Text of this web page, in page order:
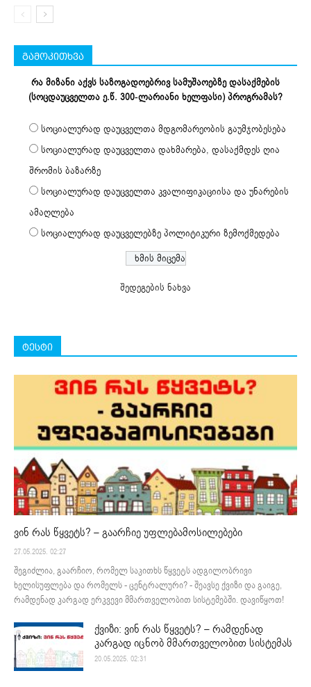
გამოკითხვა
რა მიზანი აქვს საზოგადოებრივ სამუშაოებზე დასაქმების
(სოცდაუცველთა ე.წ. 300-ლარიანი ხელფასი) პროგრამას?
სოციალურად დაუცველთა მდგომარეობის გაუმჯობესება
სოციალურად დაუცველთა დახმარება, დასაქმდეს ღია
შრომის ბაზარზე
სოციალურად დაუცველთა კვალიფიკაციისა და უნარების
ამაღლება
სოციალურად დაუცველებზე პოლიტიკური ზემოქმედება
შედეგების ნახვა
ტესტი
ვინ რას წყვეტს? – გაარჩიე უფლებამოსილებები
27.05.2025. 02:27
შეგიძლია, გაარჩიო, რომელ საკითხს წყვეტს ადგილობრივი
ხელისუფლება და რომელს - ცენტრალური? - შეავსე ქვიზი და გაიგე,
რამდენად კარგად ერკვევი მმართველობით სისტემებში. დავიწყოთ!
ქვიზი: ვინ რას წყვეტს? – რამდენად
კარგად იცნობ მმართველობით სისტემას
20.05.2025. 02:31